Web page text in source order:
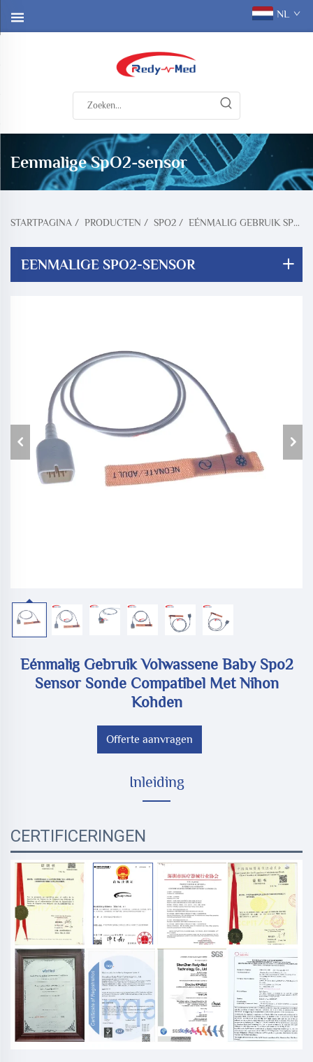
NL
Eenmalige SpO2-sensor
STARTPAGINA / PRODUCTEN / SPO2 / EÉNMALIG GEBRUIK SPO2 SENSOR
EENMALIGE SPO2-SENSOR
Eénmalig Gebruik Volwassene Baby Spo2
Sensor Sonde Compatibel Met Nihon
Kohden
Offerte aanvragen
Inleiding
CERTIFICERINGEN